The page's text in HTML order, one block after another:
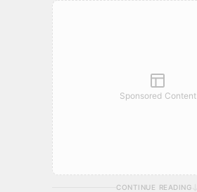
Sponsored Content
CONTINUE READING